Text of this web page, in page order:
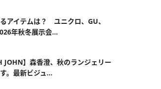
アイテムは？ ユニクロ、GU、
年秋冬展示会...
JOHN】森香澄、秋のランジェリー
。最新ビジュ...